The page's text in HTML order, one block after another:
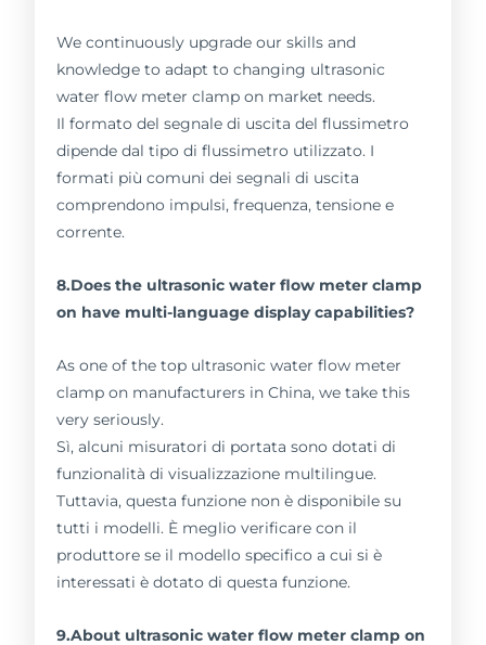
We continuously upgrade our skills and
knowledge to adapt to changing ultrasonic
water flow meter clamp on market needs.
Il formato del segnale di uscita del flussimetro
dipende dal tipo di flussimetro utilizzato. I
formati più comuni dei segnali di uscita
comprendono impulsi, frequenza, tensione e
corrente.
8.Does the ultrasonic water flow meter clamp
on have multi-language display capabilities?
As one of the top ultrasonic water flow meter
clamp on manufacturers in China, we take this
very seriously.
Sì, alcuni misuratori di portata sono dotati di
funzionalità di visualizzazione multilingue.
Tuttavia, questa funzione non è disponibile su
tutti i modelli. È meglio verificare con il
produttore se il modello specifico a cui si è
interessati è dotato di questa funzione.
9.About ultrasonic water flow meter clamp on